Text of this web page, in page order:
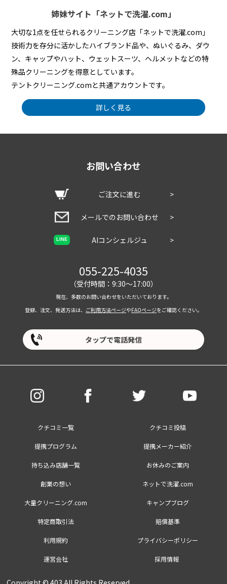
姉妹サイト「ネットで洗濯.com」
大切な1点を任せられるクリーニング店「ネットで洗濯.com」
技術力を存分に活かしたハイブランド品や、ぬいぐるみ、ダウ
ン、キャップやハット、ウェットスーツ、ヘルメットなどの特
殊品クリーニングを得意としています。
テントクリーニング.comと共通アカウントです。
詳しく見る
お問い合わせ
ご注文に進む >
メールでのお問い合わせ >
LINE AIコンシェルジュ >
055-225-4035
（受付時間：9:30～17:00）
現在、多数のお問い合わせをいただいております。
登録、注文、発送方法は、 ご利用方法ページやFAQページをご確認ください。
タップで電話発信
クチコミ一覧 クチコミ投稿
提携プログラム 提携メーカー紹介
持ち込み店舗一覧 お休みのご案内
創業の想い ネットで洗濯.com
大量クリーニング.com キャンプブログ
特定商取引法 賠償基準
利用規約 プライバシーポリシー
運営会社 採用情報
×